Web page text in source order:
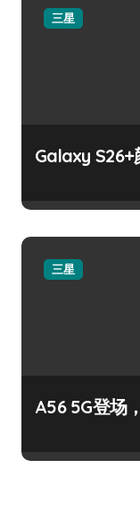
三星
Galaxy
三星
A56 5G登场